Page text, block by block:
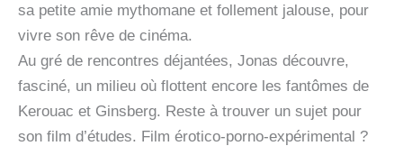
sa petite amie mythomane et follement jalouse, pour
vivre son rêve de cinéma.
Au gré de rencontres déjantées, Jonas découvre,
fasciné, un milieu où flottent encore les fantômes de
Kerouac et Ginsberg. Reste à trouver un sujet pour
son film d’études. Film érotico-porno-expérimental ?